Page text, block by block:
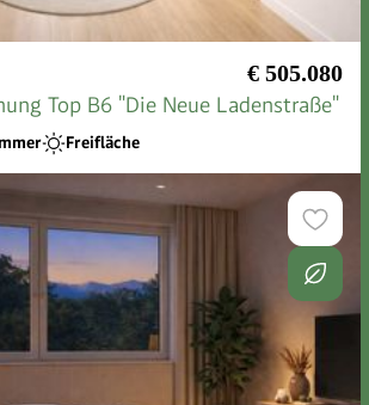
€ 505.080
Top B6 "Die Neue Ladenstraße"
Freifläche